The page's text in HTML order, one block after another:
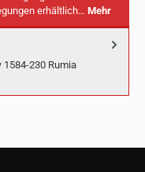
erhältlich… Mehr
230 Rumia